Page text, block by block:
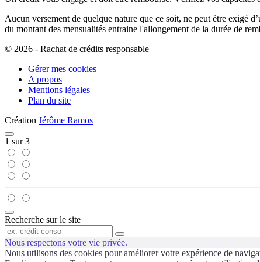
Aucun versement de quelque nature que ce soit, ne peut être exigé
du montant des mensualités entraine l'allongement de la durée de
© 2026 - Rachat de crédits responsable
Gérer mes cookies
A propos
Mentions légales
Plan du site
Création Jérôme Ramos
Fermer
1 sur3
Fermer
le
formulaire
de
recherche
Recherche sur le site
Recherche
Nous respectons votre vie privée.
Nous utilisons des cookies pour améliorer votre expérience de